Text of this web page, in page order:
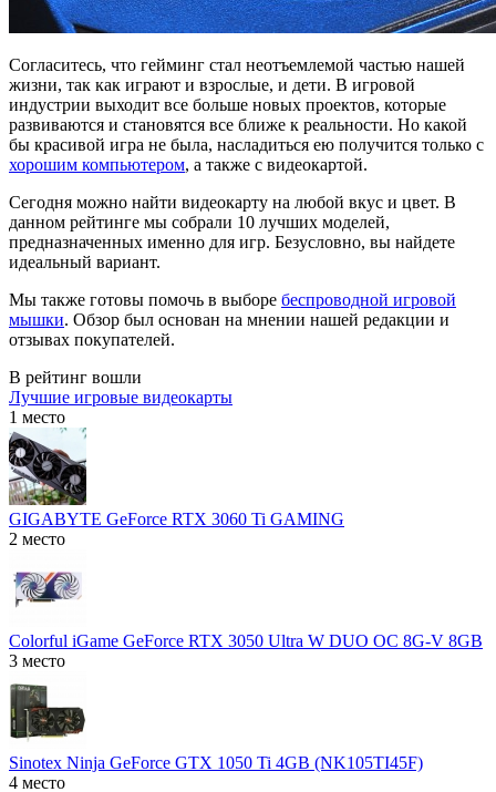
Согласитесь, что гейминг стал неотъемлемой частью нашей
жизни, так как играют и взрослые, и дети. В игровой
индустрии выходит все больше новых проектов, которые
развиваются и становятся все ближе к реальности. Но какой
бы красивой игра не была, насладиться ею получится только с
хорошим компьютером, а также с видеокартой.
Сегодня можно найти видеокарту на любой вкус и цвет. В
данном рейтинге мы собрали 10 лучших моделей,
предназначенных именно для игр. Безусловно, вы найдете
идеальный вариант.
Мы также готовы помочь в выборе беспроводной игровой
мышки. Обзор был основан на мнении нашей редакции и
отзывах покупателей.
В рейтинг вошли
Лучшие игровые видеокарты
1 место
GIGABYTE GeForce RTX 3060 Ti GAMING
2 место
Colorful iGame GeForce RTX 3050 Ultra W DUO OC 8G-V 8GB
3 место
Sinotex Ninja GeForce GTX 1050 Ti 4GB (NK105TI45F)
4 место